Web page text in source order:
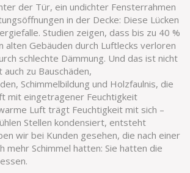
der Tür, ein undichter Fensterrahmen
in der Decke: Diese Lücken
Studien zeigen, dass bis zu 40 %
alten Gebäuden durch Luftlecks verloren
schlechte Dämmung. Und das ist nicht
zu Bauschäden,
Schimmelbildung und Holzfaulnis, die
mit eingetragener Feuchtigkeit
Luft trägt Feuchtigkeit mit sich –
Stellen kondensiert, entsteht
wir bei Kunden gesehen, die nach einer
mehr Schimmel hatten: Sie hatten die